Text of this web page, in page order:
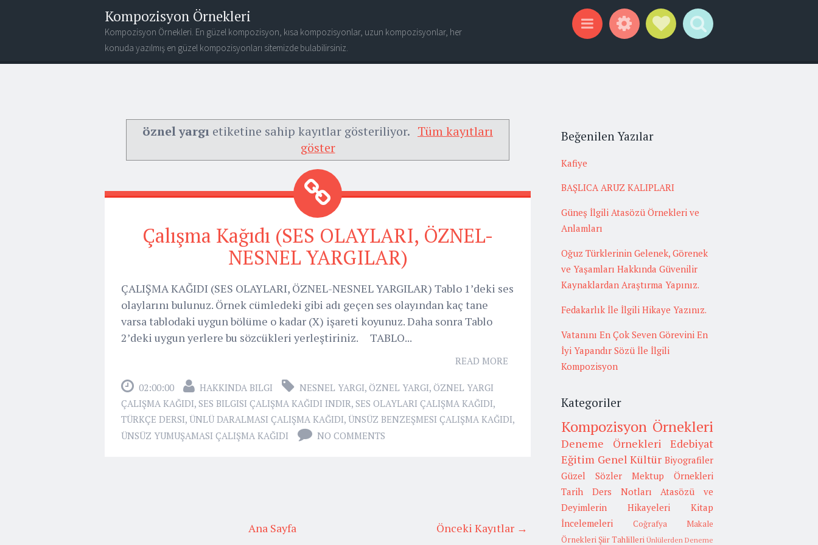
Kompozisyon Örnekleri
Kompozisyon Örnekleri. En güzel kompozisyon, kısa kompozisyonlar, uzun kompozisyonlar, her
konuda yazılmış en güzel kompozisyonları sitemizde bulabilirsiniz.
öznel yargı etiketine sahip kayıtlar gösteriliyor. Tüm kayıtları
göster
Çalışma Kağıdı (SES OLAYLARI, ÖZNEL-
NESNEL YARGILAR)
ÇALIŞMA KAĞIDI (SES OLAYLARI, ÖZNEL-NESNEL YARGILAR) Tablo 1’deki ses
olaylarını bulunuz. Örnek cümledeki gibi adı geçen ses olayından kaç tane
varsa tablodaki uygun bölüme o kadar (X) işareti koyunuz. Daha sonra Tablo
2’deki uygun yerlere bu sözcükleri yerleştiriniz. TABLO...
READ MORE
02:00:00 HAKKINDA BILGI NESNEL YARGI, ÖZNEL YARGI, ÖZNEL YARGI
ÇALIŞMA KAĞIDI, SES BILGISI ÇALIŞMA KAĞIDI INDIR, SES OLAYLARI ÇALIŞMA KAĞIDI,
TÜRKÇE DERSI, ÜNLÜ DARALMASI ÇALIŞMA KAĞIDI, ÜNSÜZ BENZEŞMESI ÇALIŞMA KAĞIDI,
ÜNSÜZ YUMUŞAMASI ÇALIŞMA KAĞIDI
NO COMMENTS
Önceki Kayıtlar →
Ana Sayfa
Beğenilen Yazılar
Kafiye
BAŞLICA ARUZ KALIPLARI
Güneş İlgili Atasözü Örnekleri ve
Anlamları
Oğuz Türklerinin Gelenek, Görenek
ve Yaşamları Hakkında Güvenilir
Kaynaklardan Araştırma Yapınız.
Fedakarlık İle İlgili Hikaye Yazınız.
Vatanını En Çok Seven Görevini En
İyi Yapandır Sözü İle İlgili
Kompozisyon
Kategoriler
Kompozisyon Örnekleri
Deneme Örnekleri
Edebiyat
Eğitim Genel Kültür Biyografiler
Güzel Sözler
Mektup Örnekleri
Tarih
Ders Notları
Atasözü ve
Deyimlerin Hikayeleri
Kitap
İncelemeleri
Coğrafya
Makale
Örnekleri Şiir Tahlilleri Ünlülerden Deneme